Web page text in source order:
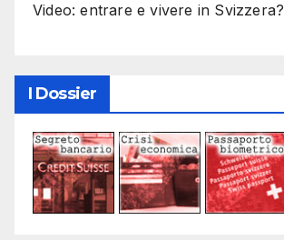
Video: entrare e vivere in Svizzera?
I Dossier